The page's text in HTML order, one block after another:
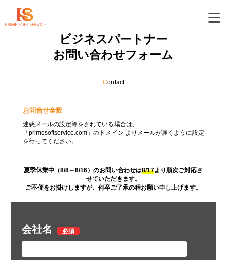
≡
ビジネスパートナー
お問い合わせフォーム
Contact
お問合せ全般
迷惑メールの設定等をされている場合は、
「primesoftservice.com」のドメイン よりメールが届くように設定
を行ってください。
夏季休業中（8/8～8/16）のお問い合わせは8/17より順次ご対応さ
せていただきます。
ご不便をお掛けしますが、何卒ご了承の程お願い申し上げます。
会社名